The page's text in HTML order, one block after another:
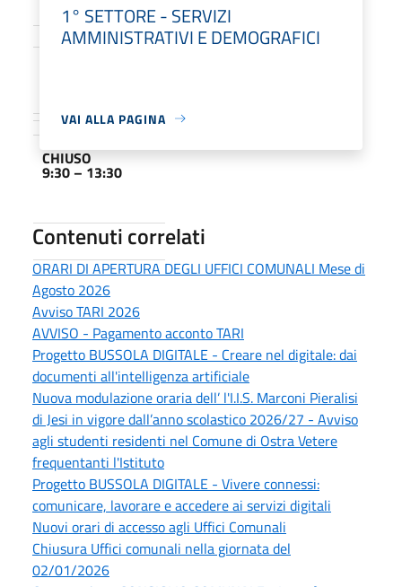
CHIUSO
CHIUSO
9:30 – 13:30
1° SETTORE - SERVIZI
AMMINISTRATIVI E DEMOGRAFICI
VAI ALLA PAGINA
Contenuti correlati
ORARI DI APERTURA DEGLI UFFICI COMUNALI Mese di
Agosto 2026
Avviso TARI 2026
AVVISO - Pagamento acconto TARI
Progetto BUSSOLA DIGITALE - Creare nel digitale: dai
documenti all'intelligenza artificiale
Nuova modulazione oraria dell’ l'I.I.S. Marconi Pieralisi
di Jesi in vigore dall’anno scolastico 2026/27 - Avviso
agli studenti residenti nel Comune di Ostra Vetere
frequentanti l'Istituto
Progetto BUSSOLA DIGITALE - Vivere connessi:
comunicare, lavorare e accedere ai servizi digitali
Nuovi orari di accesso agli Uffici Comunali
Chiusura Uffici comunali nella giornata del
02/01/2026